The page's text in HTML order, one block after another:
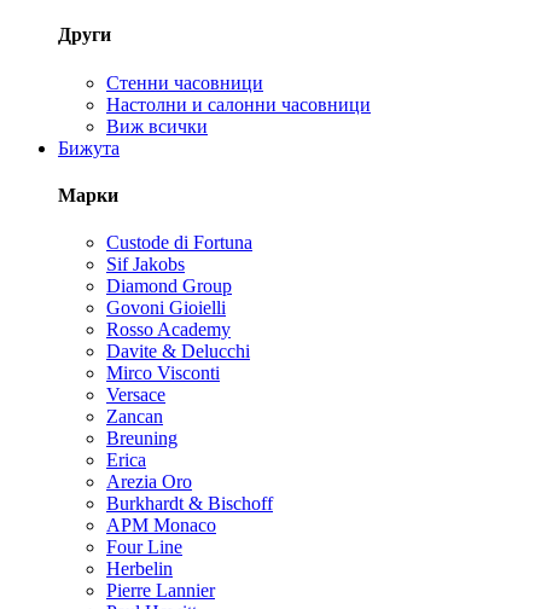
Други
Стенни часовници
Настолни и салонни часовници
Виж всички
Бижута
Марки
Custode di Fortuna
Sif Jakobs
Diamond Group
Govoni Gioielli
Rosso Academy
Davite & Delucchi
Mirco Visconti
Versace
Zancan
Breuning
Erica
Arezia Oro
Burkhardt & Bischoff
APM Monaco
Four Line
Herbelin
Pierre Lannier